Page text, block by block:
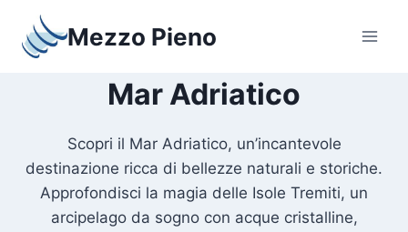
contenuto
Mezzo Pieno
Mar Adriatico
Scopri il Mar Adriatico, un’incantevole
destinazione ricca di bellezze naturali e storiche.
Approfondisci la magia delle Isole Tremiti, un
arcipelago da sogno con acque cristalline,